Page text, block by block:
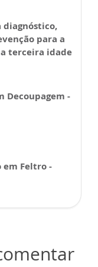
diagnóstico,
para a
terceira idade
Decoupagem -
em Feltro -